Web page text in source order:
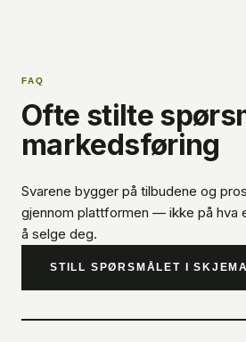
FAQ
Ofte stilte
markedsføring
Svarene bygger på tilbudene og
gjennom plattformen — ikke på hva
å selge deg.
STILL SPØRSMÅLET I